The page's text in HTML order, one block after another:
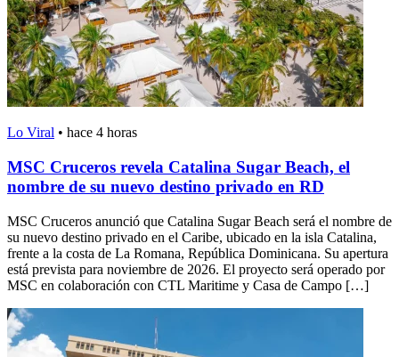
Lo Viral • hace 4 horas
MSC Cruceros revela Catalina Sugar Beach, el
nombre de su nuevo destino privado en RD
MSC Cruceros anunció que Catalina Sugar Beach será el nombre de
su nuevo destino privado en el Caribe, ubicado en la isla Catalina,
frente a la costa de La Romana, República Dominicana. Su apertura
está prevista para noviembre de 2026. El proyecto será operado por
MSC en colaboración con CTL Maritime y Casa de Campo […]